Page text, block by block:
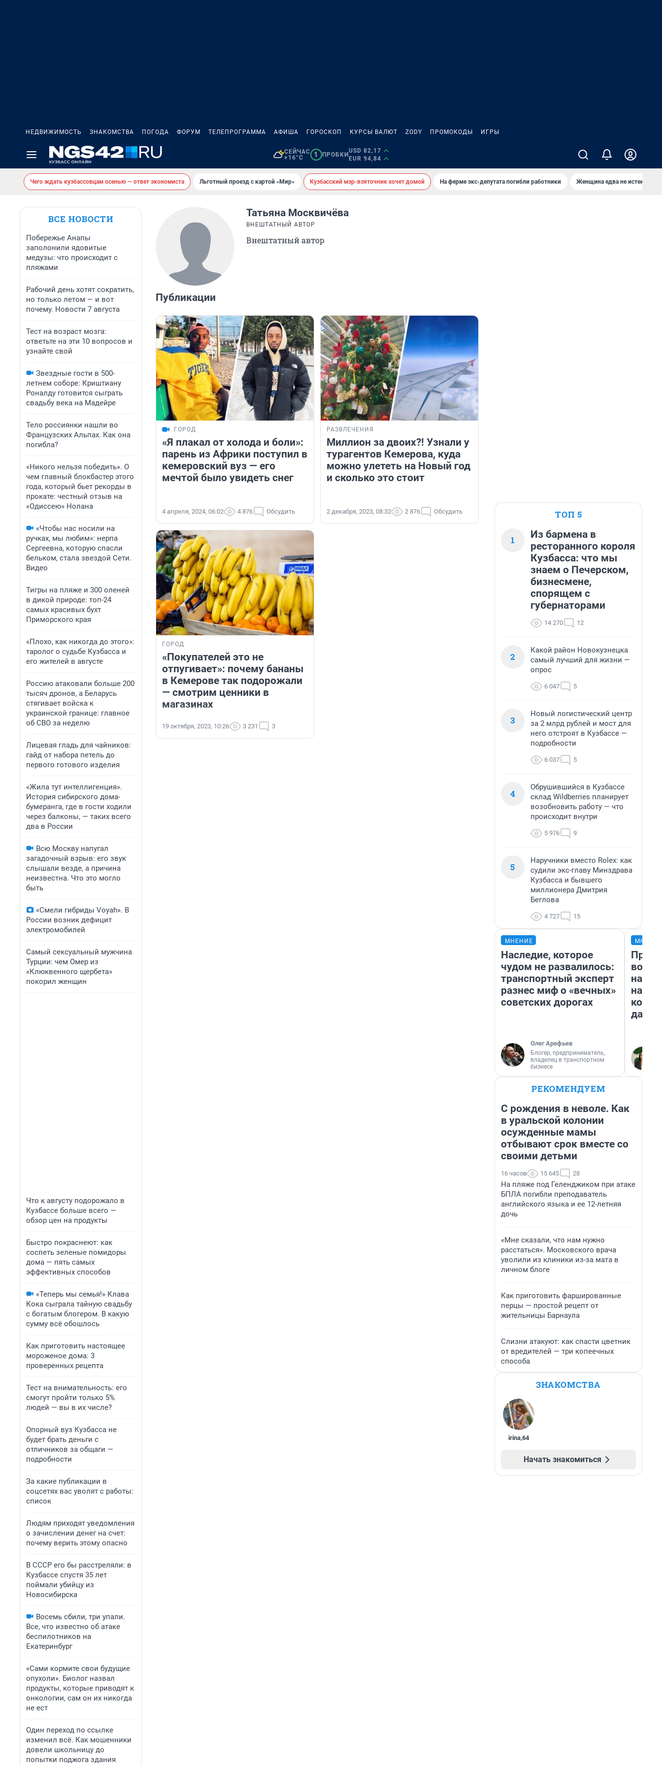
НЕДВИЖИМОСТЬ ЗНАКОМСТВА ПОГОДА ФОРУМ ТЕЛЕПРОГРАММА АФИША ГОРОСКОП КУРСЫ ВАЛЮТ ZODY ПРОМОКОДЫ ИГРЫ
СЕЙЧАС
+16°C
1 ПРОБКИ
USD 82,17
EUR 94,84
Чего ждать кузбассовцам осенью — ответ экономиста Льготный проезд с картой «Мир» Кузбасский мэр-взяточник хочет домой На ферме экс-депутата погибли работники Женщина едва не истекла
ВСЕ НОВОСТИ
Побережье Анапы
заполонили ядовитые
медузы: что происходит с
пляжами
Рабочий день хотят сократить,
но только летом — и вот
почему. Новости 7 августа
Тест на возраст мозга:
ответьте на эти 10 вопросов и
узнайте свой
Звездные гости в 500-
летнем соборе: Криштиану
Роналду готовится сыграть
свадьбу века на Мадейре
Тело россиянки нашли во
Французских Альпах. Как она
погибла?
«Никого нельзя победить». О
чем главный блокбастер этого
года, который бьет рекорды в
прокате: честный отзыв на
«Одиссею» Нолана
«Чтобы нас носили на
ручках, мы любим»: нерпа
Сергеевна, которую спасли
бельком, стала звездой Сети.
Видео
Тигры на пляже и 300 оленей
в дикой природе: топ-24
самых красивых бухт
Приморского края
«Плохо, как никогда до этого»:
таролог о судьбе Кузбасса и
его жителей в августе
Россию атаковали больше 200
тысяч дронов, а Беларусь
стягивает войска к
украинской границе: главное
об СВО за неделю
Лицевая гладь для чайников:
гайд от набора петель до
первого готового изделия
«Жила тут интеллигенция».
История сибирского дома-
бумеранга, где в гости ходили
через балконы, — таких всего
два в России
Всю Москву напугал
загадочный взрыв: его звук
слышали везде, а причина
неизвестна. Что это могло
быть
«Смели гибриды Voyah». В
России возник дефицит
электромобилей
Самый сексуальный мужчина
Турции: чем Омер из
«Клюквенного щербета»
покорил женщин
Что к августу подорожало в
Кузбассе больше всего —
обзор цен на продукты
Быстро покраснеют: как
соспеть зеленые помидоры
дома — пять самых
эффективных способов
«Теперь мы семья!» Клава
Кока сыграла тайную свадьбу
с богатым блогером. В какую
сумму всё обошлось
Как приготовить настоящее
мороженое дома: 3
проверенных рецепта
Тест на внимательность: его
смогут пройти только 5%
людей — вы в их числе?
Опорный вуз Кузбасса не
будет брать деньги с
отличников за общаги —
подробности
За какие публикации в
соцсетях вас уволят с работы:
список
Людям приходят уведомления
о зачислении денег на счет:
почему верить этому опасно
В СССР его бы расстреляли: в
Кузбассе спустя 35 лет
поймали убийцу из
Новосибирска
Восемь сбили, три упали.
Все, что известно об атаке
беспилотников на
Екатеринбург
«Сами кормите свои будущие
опухоли». Биолог назвал
продукты, которые приводят к
онкологии, сам он их никогда
не ест
Один переход по ссылке
изменил всё. Как мошенники
довели школьницу до
попытки поджога здания
Татьяна Москвичёва
ВНЕШТАТНЫЙ АВТОР
Внештатный автор
Публикации
ГОРОД
«Я плакал от холода и боли»:
парень из Африки поступил в
кемеровский вуз — его
мечтой было увидеть снег
4 апреля, 2024, 06:02 4 876 Обсудить
РАЗВЛЕЧЕНИЯ
Миллион за двоих?! Узнали у
турагентов Кемерова, куда
можно улететь на Новый год
и сколько это стоит
2 декабря, 2023, 08:32 2 876 Обсудить
ГОРОД
«Покупателей это не
отпугивает»: почему бананы
в Кемерове так подорожали
— смотрим ценники в
магазинах
19 октября, 2023, 10:26 3 231 3
ТОП 5
1
Из бармена в
ресторанного короля
Кузбасса: что мы
знаем о Печерском,
бизнесмене,
спорящем с
губернаторами
14 270 12
2
Какой район Новокузнецка
самый лучший для жизни —
опрос
6 047 5
3
Новый логистический центр
за 2 млрд рублей и мост для
него отстроят в Кузбассе —
подробности
6 037 5
4
Обрушившийся в Кузбассе
склад Wildberries планирует
возобновить работу — что
происходит внутри
5 976 9
5
Наручники вместо Rolex: как
судили экс-главу Минздрава
Кузбасса и бывшего
миллионера Дмитрия
Беглова
4 727 15
МНЕНИЕ
Наследие, которое
чудом не развалилось:
транспортный эксперт
разнес миф о «вечных»
советских дорогах
Олег Арефьев
Блогер, предприниматель,
владелец в транспортном
бизнесе
нам
даже
РЕКОМЕНДУЕМ
С рождения в неволе. Как
в уральской колонии
осужденные мамы
отбывают срок вместе со
своими детьми
16 часов 15 645 28
На пляже под Геленджиком при атаке
БПЛА погибли преподаватель
английского языка и ее 12-летняя
дочь
«Мне сказали, что нам нужно
расстаться». Московского врача
уволили из клиники из-за мата в
личном блоге
Как приготовить фаршированные
перцы — простой рецепт от
жительницы Барнаула
Слизни атакуют: как спасти цветник
от вредителей — три копеечных
способа
ЗНАКОМСТВА
irina,64
Начать знакомиться